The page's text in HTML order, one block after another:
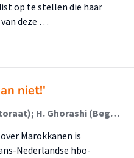
op te stellen die haar
deze …
niet!'
dr. Machteld de Jong (Lid Lectoraat); H. Ghorashi (Begeleider)
Marokkanen is
Nederlandse hbo-